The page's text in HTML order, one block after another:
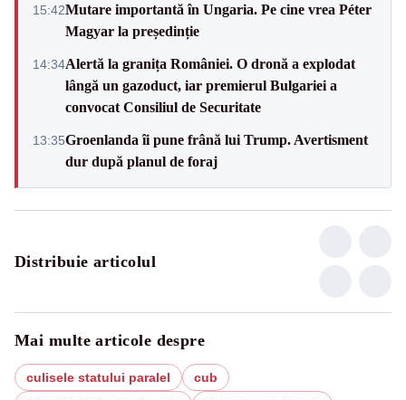
15:42Mutare importantă în Ungaria. Pe cine vrea Péter
Magyar la președinție
14:34Alertă la granița României. O dronă a explodat
lângă un gazoduct, iar premierul Bulgariei a
convocat Consiliul de Securitate
13:35Groenlanda îi pune frână lui Trump. Avertisment
dur după planul de foraj
Distribuie articolul
Mai multe articole despre
culisele statului paralel
cub